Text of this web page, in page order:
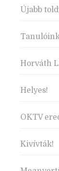
Újabb
Horváth
Helyes!
OKTV
Kivívták!